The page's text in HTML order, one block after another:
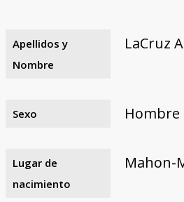
Razones y
El equipo
Colaboradores
Fuentes
Apellidos y
Nombre
LaCruz
Sexo Hombre
Lugar de
nacimiento
Mahon-